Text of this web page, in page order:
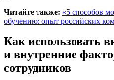
Читайте также: «5 способов
обучению: опыт российских
Как использовать
и внутренние
сотрудников